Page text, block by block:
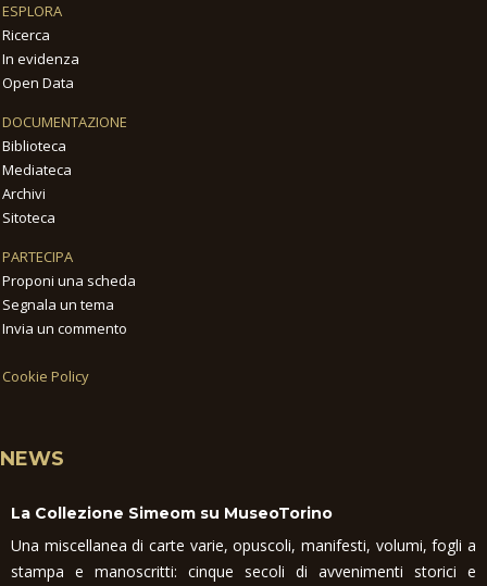
ESPLORA
Ricerca
In evidenza
Open Data
DOCUMENTAZIONE
Biblioteca
Mediateca
Archivi
Sitoteca
PARTECIPA
Proponi una scheda
Segnala un tema
Invia un commento
Cookie Policy
NEWS
La Collezione Simeom su MuseoTorino
Una miscellanea di carte varie, opuscoli, manifesti, volumi, fogli a
stampa e manoscritti: cinque secoli di avvenimenti storici e